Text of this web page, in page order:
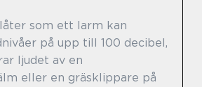
som ett larm kan
på upp till 100 decibel,
ljudet av en
eller en gräsklippare på